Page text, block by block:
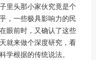
里头那小家伙究竟是个
，一些极具影响力的民
眼前时，又确认了这些
就来做个深度研究，看
学根据的传统说法。